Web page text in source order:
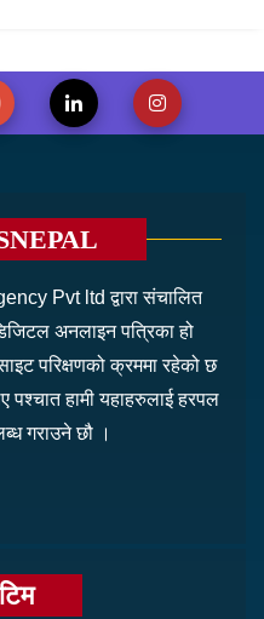
Pvt ltd द्वारा संचालित
अनलाइन पत्रिका हो
परिक्षणको क्रममा रहेको छ
पश्चात हामी यहाहरुलाई हरपल
गराउने छौ ।